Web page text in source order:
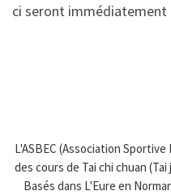
ci seront immédiatement
L'ASBEC (Association
des cours de Tai chi chuan
Basés dans L'Eure en